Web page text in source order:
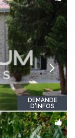
DEMANDE
D'INFOS